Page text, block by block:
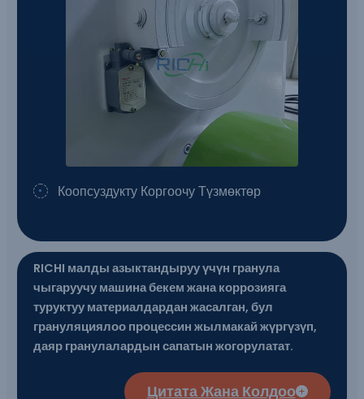
Коопсуздукту Коргоочу Түзмөктөр
RICHI малды азыктандыруу үчүн гранула
чыгаруучу машина бекем жана коррозияга
туруктуу материалдардан жасалган, бул
грануляциялоо процессин жылмакай жүргүзүп,
даяр гранулалардын сапатын жогорулатат.
Цитата Жана Колдоо